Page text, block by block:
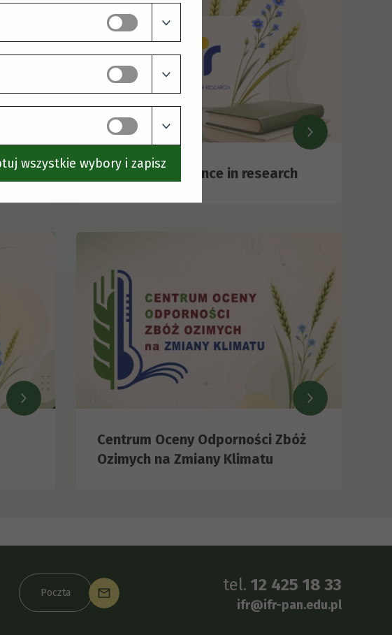
LOGO HR Excellence in research
Centrum Oceny Odporności Zbóż
Ozimych na Zmiany Klimatu
Poczta tel. 12 425 18 33
ifr@ifr-pan.edu.pl
wszystkie wybory i zapisz